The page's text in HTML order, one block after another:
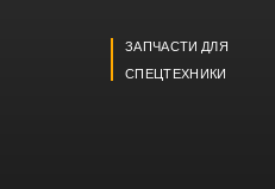
ЗАПЧАСТИ ДЛЯ
СПЕЦТЕХНИКИ